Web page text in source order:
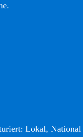
Lokal,